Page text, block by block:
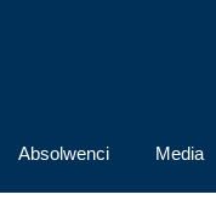
Absolwenci Media